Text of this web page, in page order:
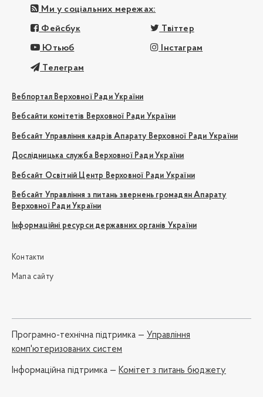
Ми у соціальних мережах:
Фейсбук Твіттер
Ютьюб Інстаграм
Телеграм
Вебпортал Верховної Ради України
Вебсайти комітетів Верховної Ради України
Вебсайт Управління кадрів Апарату Верховної Ради України
Дослідницька служба Верховної Ради України
Вебсайт Освітній Центр Верховної Ради України
Вебсайт Управління з питань звернень громадян Апарату
Верховної Ради України
Інформаційні ресурси державних органів України
Контакти
Мапа сайту
Програмно-технічна підтримка — Управління
комп'ютеризованих систем
Iнформаційна підтримка — Комітет з питань бюджету